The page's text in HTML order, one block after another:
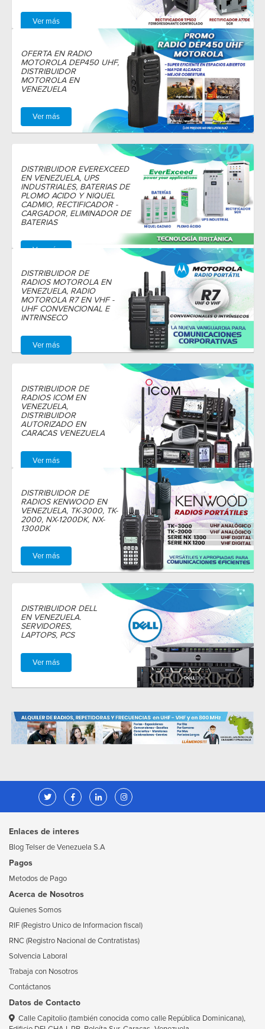
Ver más
OFERTA EN RADIO
MOTOROLA DEP450 UHF,
DISTRIBUIDOR
MOTOROLA EN
VENEZUELA
Ver más
DISTRIBUIDOR EVEREXCEED
EN VENEZUELA, UPS
INDUSTRIALES, BATERIAS DE
PLOMO ACIDO Y NIQUEL
CADMIO, RECTIFICADOR -
CARGADOR, ELIMINADOR DE
BATERIAS
Ver más
DISTRIBUIDOR DE
RADIOS MOTOROLA EN
VENEZUELA, RADIO
MOTOROLA R7 EN VHF -
UHF CONVENCIONAL E
INTRINSECO
Ver más
DISTRIBUIDOR DE
RADIOS ICOM EN
VENEZUELA,
DISTRIBUIDOR
AUTORIZADO EN
CARACAS VENEZUELA
Ver más
DISTRIBUIDOR DE
RADIOS KENWOOD EN
VENEZUELA, TK-3000, TK-
2000, NX-1200DK, NX-
1300DK
Ver más
DISTRIBUIDOR DELL
EN VENEZUELA.
SERVIDORES,
LAPTOPS, PCS
Ver más
Enlaces de interes
Blog Telser de Venezuela S.A
Pagos
Metodos de Pago
Acerca de Nosotros
Quienes Somos
RIF (Registro Unico de Informacion fiscal)
RNC (Registro Nacional de Contratistas)
Solvencia Laboral
Trabaja con Nosotros
Contáctanos
Datos de Contacto
Calle Capitolio (también conocida como calle República Dominicana),